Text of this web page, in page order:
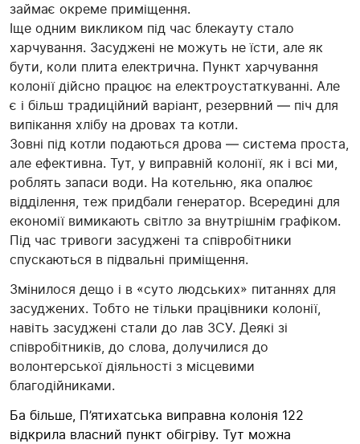
займає окреме приміщення.
Іще одним викликом під час блекауту стало
харчування. Засуджені не можуть не їсти, але як
бути, коли плита електрична. Пункт харчування
колонії дійсно працює на електроустаткуванні. Але
є і більш традиційний варіант, резервний — піч для
випікання хлібу на дровах та котли.
Зовні під котли подаються дрова — система проста,
але ефективна. Тут, у виправній колонії, як і всі ми,
роблять запаси води. На котельню, яка опалює
відділення, теж придбали генератор. Всередині для
економії вимикають світло за внутрішнім графіком.
Під час тривоги засуджені та співробітники
спускаються в підвальні приміщення.
Змінилося дещо і в «суто людських» питаннях для
засуджених. Тобто не тільки працівники колонії,
навіть засуджені стали до лав ЗСУ. Деякі зі
співробітників, до слова, долучилися до
волонтерської діяльності з місцевими
благодійниками.
Ба більше, П’ятихатська виправна колонія 122
відкрила власний пункт обігріву. Тут можна